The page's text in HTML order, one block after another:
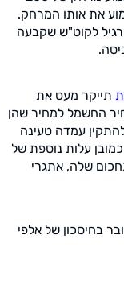
את אותו המרחק.
לקוט"ש שקבעה
תייקר מעט את
החשמל למחיר שהן
עמדה טעינה
עלות נוספת של
שלה, אתגרי
בחיסכון של אלפי